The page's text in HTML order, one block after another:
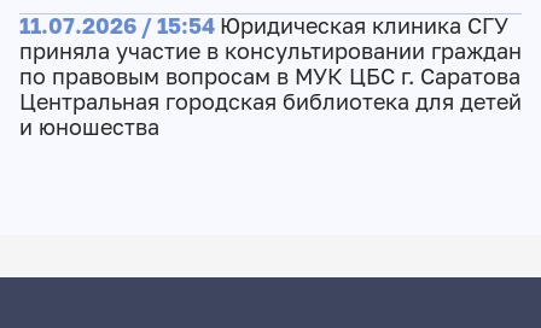
11.07.2026 / 15:54 Юридическая клиника СГУ
приняла участие в консультировании граждан
по правовым вопросам в МУК ЦБС г. Саратова
Центральная городская библиотека для детей
и юношества